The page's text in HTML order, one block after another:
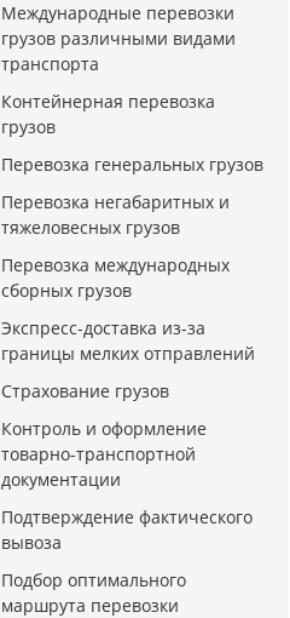
Международные перевозки
грузов различными видами
транспорта
Контейнерная перевозка
грузов
Перевозка генеральных грузов
Перевозка негабаритных и
тяжеловесных грузов
Перевозка международных
сборных грузов
Экспресс-доставка из-за
границы мелких отправлений
Страхование грузов
Контроль и оформление
товарно-транспортной
документации
Подтверждение фактического
вывоза
Подбор оптимального
маршрута перевозки